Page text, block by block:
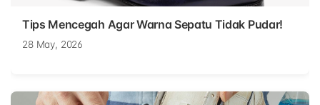
Tips Mencegah Agar Warna Sepatu Tidak Pudar!
28 May, 2026